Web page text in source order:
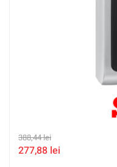
388,44lei
277,88 lei